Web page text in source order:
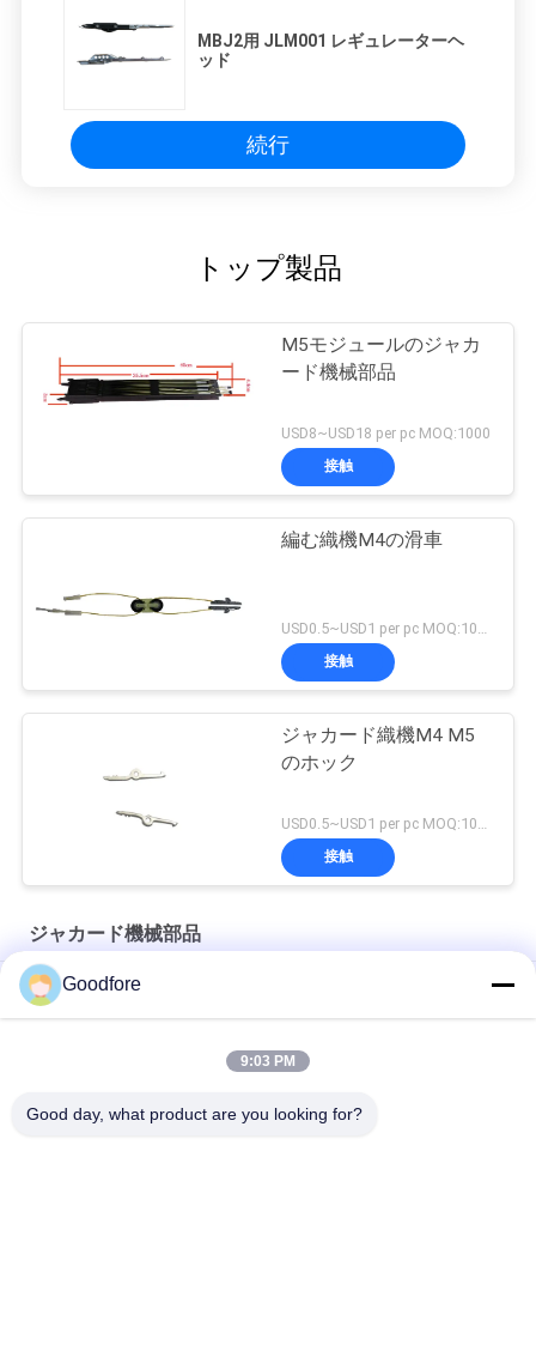
MBJ2用 JLM001 レギュレーターヘ
ッド
続行
トップ製品
M5モジュールのジャカ
ード機械部品
USD8~USD18 per pc MOQ:1000
接触
編む織機M4の滑車
接触
ジャカード織機M4 M5
のホック
接触
ジャカード機械部品
MBJ2用 JLM001 レギュレーターヘッド
Goodfore
9:03 PM
Good day, what product are you looking for?